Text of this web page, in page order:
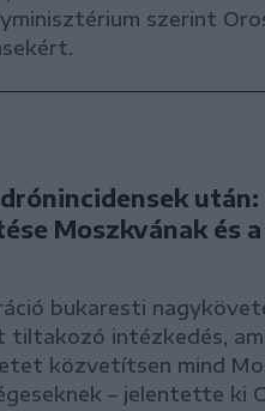
szerint
után:
Moszkvának és
bukaresti
intézkedés,
közvetítsen mind
– jelentette ki